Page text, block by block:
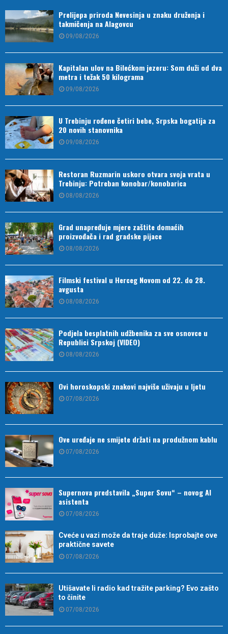
Prelijepa priroda Nevesinja u znaku druženja i
takmičenja na Alagovcu
09/08/2026
Kapitalan ulov na Bilećkom jezeru: Som duži od dva
metra i težak 50 kilograma
09/08/2026
U Trebinju rođene četiri bebe, Srpska bogatija za
20 novih stanovnika
09/08/2026
Restoran Ruzmarin uskoro otvara svoja vrata u
Trebinju: Potreban konobar/konobarica
08/08/2026
Grad unapređuje mjere zaštite domaćih
proizvođača i rad gradske pijace
08/08/2026
Filmski festival u Herceg Novom od 22. do 28.
avgusta
08/08/2026
Podjela besplatnih udžbenika za sve osnovce u
Republici Srpskoj (VIDEO)
08/08/2026
Ovi horoskopski znakovi najviše uživaju u ljetu
07/08/2026
Ove uređaje ne smijete držati na produžnom kablu
07/08/2026
Supernova predstavila „Super Sovu“ – novog AI
asistenta
07/08/2026
Cveće u vazi može da traje duže: Isprobajte ove
praktične savete
07/08/2026
Utišavate li radio kad tražite parking? Evo zašto
to činite
07/08/2026